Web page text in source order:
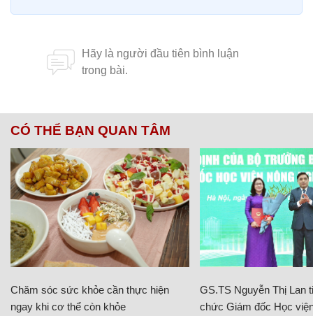
CÓ THỂ BẠN QUAN TÂM
Chăm sóc sức khỏe cần thực hiện
ngay khi cơ thể còn khỏe
GS.TS Nguyễn Thị Lan
chức Giám đốc Học